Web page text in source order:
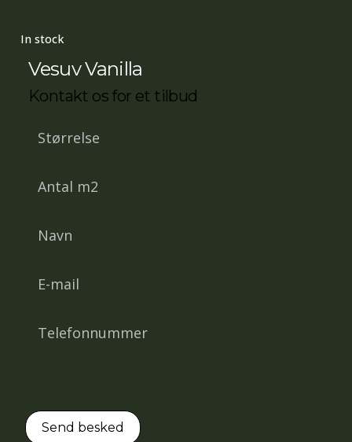
In stock
Vesuv Vanilla
Kontakt os for et tilbud